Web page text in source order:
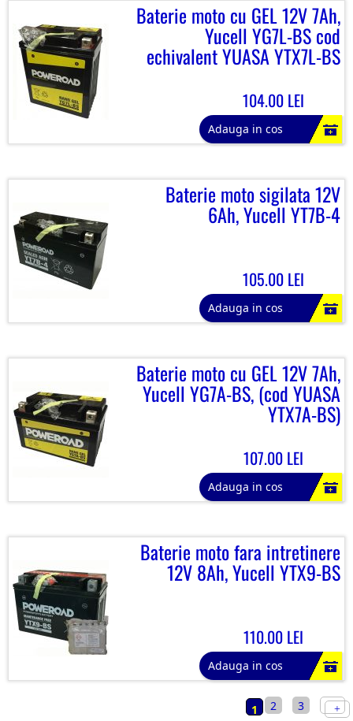
Baterie moto cu GEL 12V 7Ah,
Yucell YG7L-BS cod
echivalent YUASA YTX7L-BS
104.00 LEI
Adauga in cos
Baterie moto sigilata 12V
6Ah, Yucell YT7B-4
105.00 LEI
Adauga in cos
Baterie moto cu GEL 12V 7Ah,
Yucell YG7A-BS, (cod YUASA
YTX7A-BS)
107.00 LEI
Adauga in cos
Baterie moto fara intretinere
12V 8Ah, Yucell YTX9-BS
110.00 LEI
Adauga in cos
1 2 3